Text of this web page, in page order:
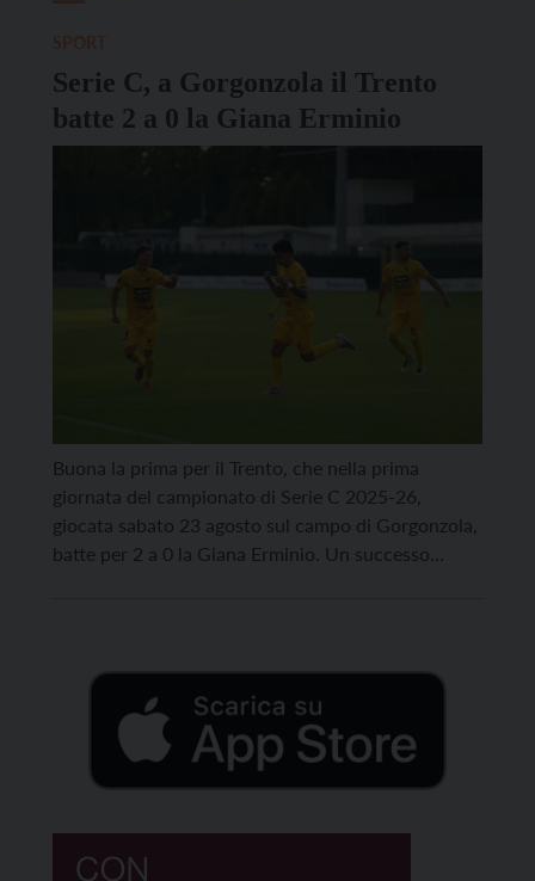
Serie C, a Gorgonzola il Trento
batte 2 a 0 la Giana Erminio
Buona la prima per il Trento, che nella prima
giornata del campionato di Serie C 2025-26,
giocata sabato 23 agosto sul campo di Gorgonzola,
batte per 2 a 0 la Giana Erminio. Un successo